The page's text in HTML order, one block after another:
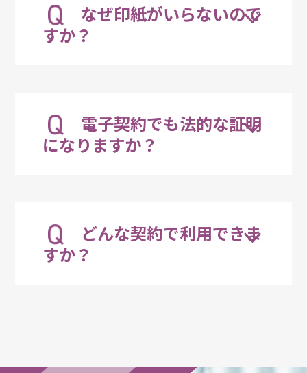
す。
電子文書を原本として保管することで、業務
効率化・コンプライアンス強化などのメリッ
なぜ印紙がいらないので
すか？
しているので、電子文書は含まれないとする
のが一般的な解釈となっています。
電子契約でも法的な証明
になりますか？
の上、各一通を保存する」とあるように、契
約書の証拠として作成するものなので、証拠
にさえなれば電子でも問題はありません。
どんな契約で利用できま
すか？